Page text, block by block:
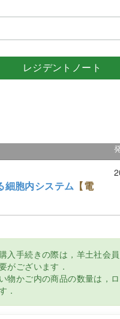
レジデント ノート
細胞内システム 【電
入手続きの際は，羊土社会
がございます．
物かご内の商品の数量は，
．